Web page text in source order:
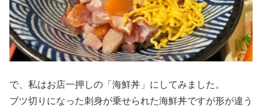
で、私はお店一押しの「海鮮丼」にしてみました。
ブツ切りになった刺身が乗せられた海鮮丼ですが形が違う